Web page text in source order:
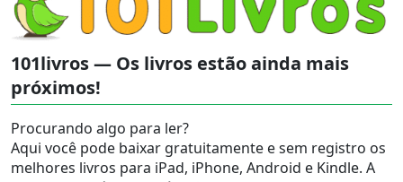
101livros — Os livros estão ainda mais
próximos!
Procurando algo para ler?
Aqui você pode baixar gratuitamente e sem registro os
melhores livros para iPad, iPhone, Android e Kindle. A